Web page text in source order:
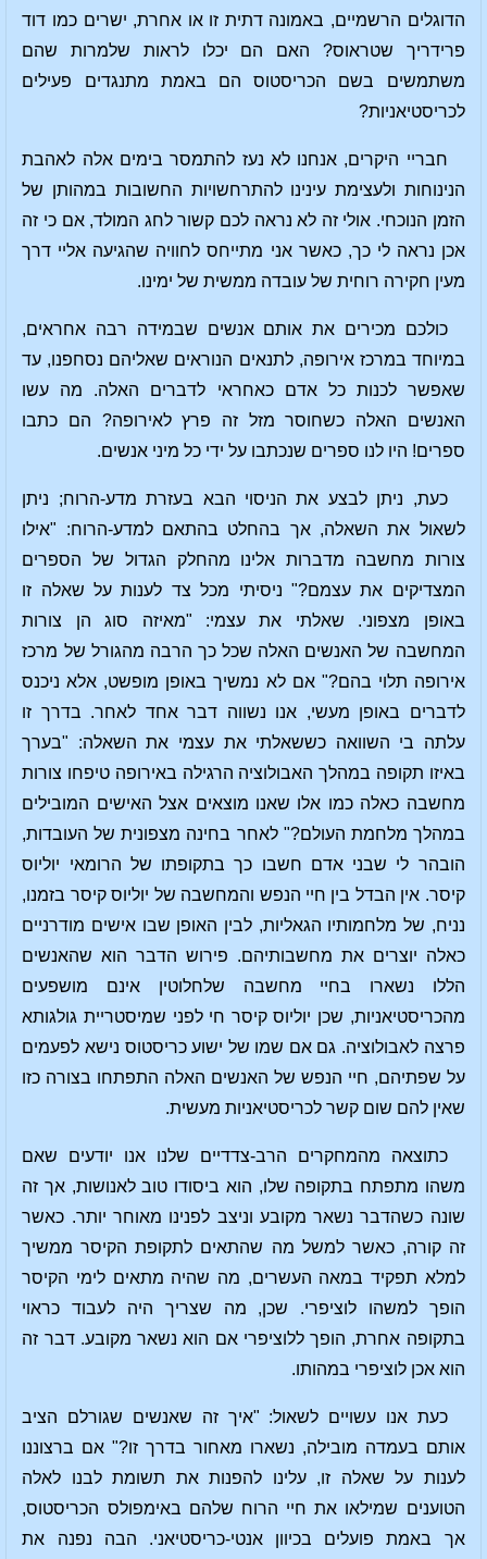
הדוגלים הרשמיים, באמונה דתית זו או אחרת, ישרים כמו דוד
פרידריך שטראוס? האם הם יכלו לראות שלמרות שהם
משתמשים בשם הכריסטוס הם באמת מתנגדים פעילים
לכריסטיאניות?
חבריי היקרים, אנחנו לא נעז להתמסר בימים אלה לאהבת
הנינוחות ולעצימת עינינו להתרחשויות החשובות במהותן של
הזמן הנוכחי. אולי זה לא נראה לכם קשור לחג המולד, אם כי זה
אכן נראה לי כך, כאשר אני מתייחס לחוויה שהגיעה אליי דרך
מעין חקירה רוחית של עובדה ממשית של ימינו.
כולכם מכירים את אותם אנשים שבמידה רבה אחראים,
במיוחד במרכז אירופה, לתנאים הנוראים שאליהם נסחפנו, עד
שאפשר לכנות כל אדם כאחראי לדברים האלה. מה עשו
האנשים האלה כשחוסר מזל זה פרץ לאירופה? הם כתבו
ספרים! היו לנו ספרים שנכתבו על ידי כל מיני אנשים.
כעת, ניתן לבצע את הניסוי הבא בעזרת מדע-הרוח; ניתן
לשאול את השאלה, אך בהחלט בהתאם למדע-הרוח: "אילו
צורות מחשבה מדברות אלינו מהחלק הגדול של הספרים
המצדיקים את עצמם?" ניסיתי מכל צד לענות על שאלה זו
באופן מצפוני. שאלתי את עצמי: "מאיזה סוג הן צורות
המחשבה של האנשים האלה שכל כך הרבה מהגורל של מרכז
אירופה תלוי בהם?" אם לא נמשיך באופן מופשט, אלא ניכנס
לדברים באופן מעשי, אנו נשווה דבר אחד לאחר. בדרך זו
עלתה בי השוואה כששאלתי את עצמי את השאלה: "בערך
באיזו תקופה במהלך האבולוציה הרגילה באירופה טיפחו צורות
מחשבה כאלה כמו אלו שאנו מוצאים אצל האישים המובילים
במהלך מלחמת העולם?" לאחר בחינה מצפונית של העובדות,
הובהר לי שבני אדם חשבו כך בתקופתו של הרומאי יוליוס
קיסר. אין הבדל בין חיי הנפש והמחשבה של יוליוס קיסר בזמנו,
נניח, של מלחמותיו הגאליות, לבין האופן שבו אישים מודרניים
כאלה יוצרים את מחשבותיהם. פירוש הדבר הוא שהאנשים
הללו נשארו בחיי מחשבה שלחלוטין אינם מושפעים
מהכריסטיאניות, שכן יוליוס קיסר חי לפני שמיסטריית גולגותא
פרצה לאבולוציה. גם אם שמו של ישוע כריסטוס נישא לפעמים
על שפתיהם, חיי הנפש של האנשים האלה התפתחו בצורה כזו
שאין להם שום קשר לכריסטיאניות מעשית.
כתוצאה מהמחקרים הרב-צדדיים שלנו אנו יודעים שאם
משהו מתפתח בתקופה שלו, הוא ביסודו טוב לאנושות, אך זה
שונה כשהדבר נשאר מקובע וניצב לפנינו מאוחר יותר. כאשר
זה קורה, כאשר למשל מה שהתאים לתקופת הקיסר ממשיך
למלא תפקיד במאה העשרים, מה שהיה מתאים לימי הקיסר
הופך למשהו לוציפרי. שכן, מה שצריך היה לעבוד כראוי
בתקופה אחרת, הופך ללוציפרי אם הוא נשאר מקובע. דבר זה
הוא אכן לוציפרי במהותו.
כעת אנו עשויים לשאול: "איך זה שאנשים שגורלם הציב
אותם בעמדה מובילה, נשארו מאחור בדרך זו?" אם ברצוננו
לענות על שאלה זו, עלינו להפנות את תשומת לבנו לאלה
הטוענים שמילאו את חיי הרוח שלהם באימפולס הכריסטוס,
אך באמת פועלים בכיוון אנטי-כריסטיאני. הבה נפנה את